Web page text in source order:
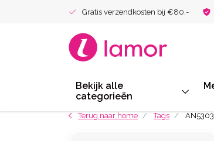
Gratis verzendkosten bij €80.-
Bekijk alle
categorieën
Terug naar home Tags